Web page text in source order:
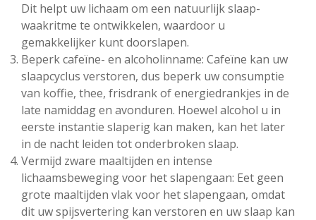
Dit helpt uw lichaam om een natuurlijk slaap-
waakritme te ontwikkelen, waardoor u
gemakkelijker kunt doorslapen.
Beperk cafeïne- en alcoholinname: Cafeïne kan uw
slaapcyclus verstoren, dus beperk uw consumptie
van koffie, thee, frisdrank of energiedrankjes in de
late namiddag en avonduren. Hoewel alcohol u in
eerste instantie slaperig kan maken, kan het later
in de nacht leiden tot onderbroken slaap.
Vermijd zware maaltijden en intense
lichaamsbeweging voor het slapengaan: Eet geen
grote maaltijden vlak voor het slapengaan, omdat
dit uw spijsvertering kan verstoren en uw slaap kan